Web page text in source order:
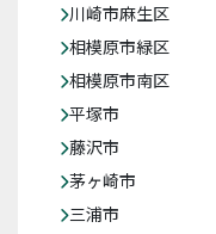
川崎市麻生区
相模原市緑区
相模原市南区
平塚市
藤沢市
茅ヶ崎市
三浦市